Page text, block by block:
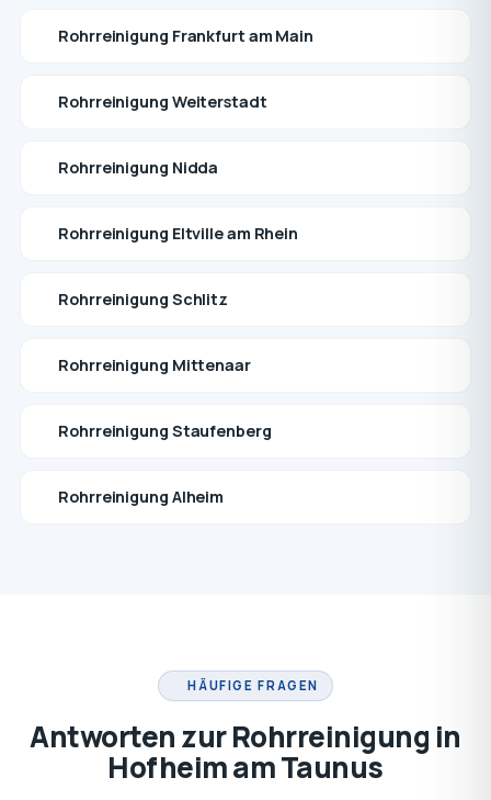
Rohrreinigung Frankfurt am Main
Rohrreinigung Weiterstadt
Rohrreinigung Nidda
Rohrreinigung Eltville am Rhein
Rohrreinigung Schlitz
Rohrreinigung Mittenaar
Rohrreinigung Staufenberg
Rohrreinigung Alheim
HÄUFIGE FRAGEN
Antworten zur Rohrreinigung in
Hofheim am Taunus